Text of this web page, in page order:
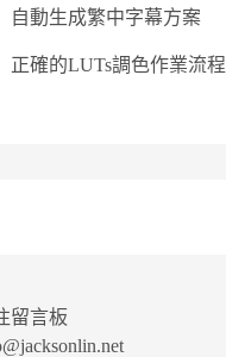
自動生成繁中字幕方案
正確的LUTs調色作業流程
留言板